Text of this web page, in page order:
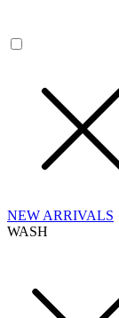
NEW ARRIVALS
WASH